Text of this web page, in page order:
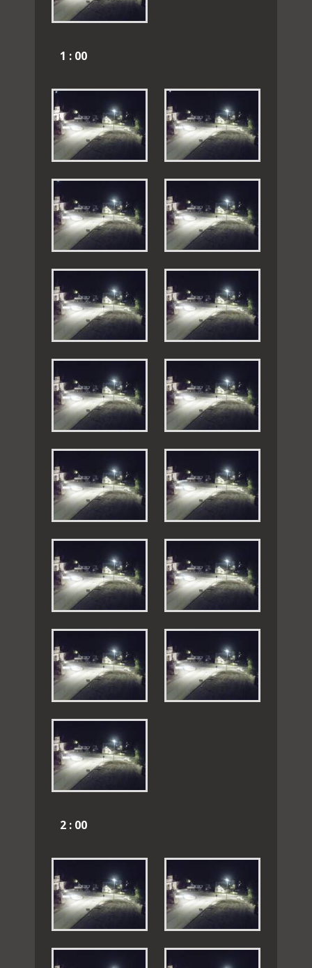
1 : 00
2 : 00